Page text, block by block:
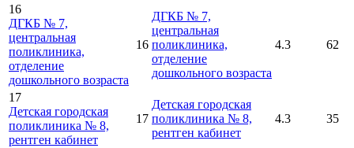
16
ДГКБ № 7,
центральная
поликлиника,
отделение
дошкольного возраста
16
ДГКБ № 7,
центральная
поликлиника,
отделение
дошкольного возраста
4.3 62
17
Детская городская
поликлиника № 8,
рентген кабинет
17
Детская городская
поликлиника № 8,
рентген кабинет
4.3 35